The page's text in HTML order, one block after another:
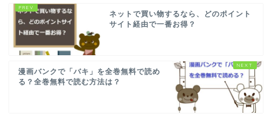
ネットで買い物するなら、どのポイント
サイト経由で一番お得？
漫画バンクで「バキ」を全巻無料で読め
る？全巻無料で読む方法は？